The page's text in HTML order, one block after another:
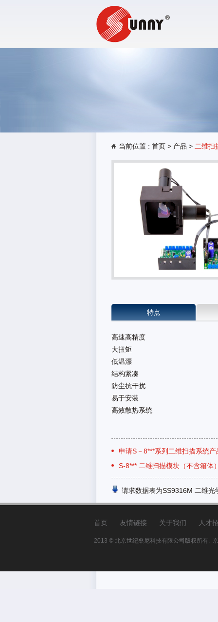
当前位置 : 首页 > 产品 > 二维扫
特点
高速高精度
大扭矩
低温漂
结构紧凑
防尘抗干扰
易于安装
高效散热系统
申请S－8***系列二维扫描系统产
S-8*** 二维扫描模块（不含箱体
请求数据表为SS9316M 二维
首页 友情链接 关于我们 人才
2013 © 北京世纪桑尼科技有限公司版权所有.